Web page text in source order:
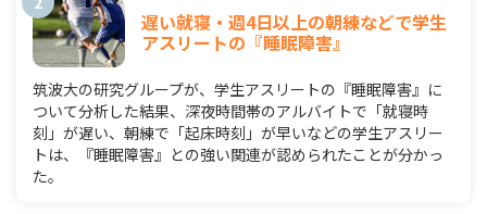
遅い就寝・週4日以上の朝練などで学生
アスリートの『睡眠障害』
筑波大の研究グループが、学生アスリートの『睡眠障害』に
ついて分析した結果、深夜時間帯のアルバイトで「就寝時
刻」が遅い、朝練で「起床時刻」が早いなどの学生アスリー
トは、『睡眠障害』との強い関連が認められたことが分かっ
た。